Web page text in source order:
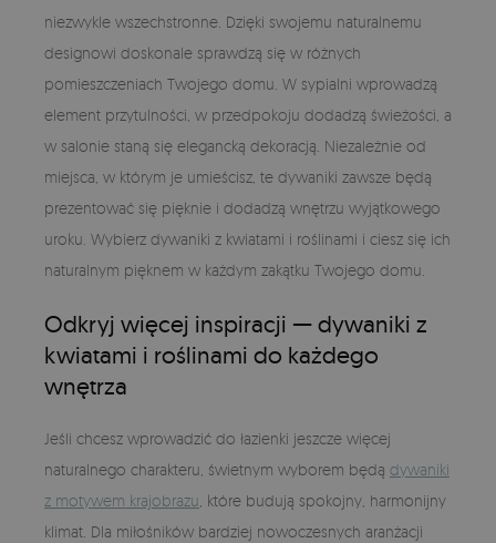
niezwykle wszechstronne. Dzięki swojemu naturalnemu
designowi doskonale sprawdzą się w różnych
pomieszczeniach Twojego domu. W sypialni wprowadzą
element przytulności, w przedpokoju dodadzą świeżości, a
w salonie staną się elegancką dekoracją. Niezależnie od
miejsca, w którym je umieścisz, te dywaniki zawsze będą
prezentować się pięknie i dodadzą wnętrzu wyjątkowego
uroku. Wybierz dywaniki z kwiatami i roślinami i ciesz się ich
naturalnym pięknem w każdym zakątku Twojego domu.
Odkryj więcej inspiracji — dywaniki z
kwiatami i roślinami do każdego
wnętrza
Jeśli chcesz wprowadzić do łazienki jeszcze więcej
naturalnego charakteru, świetnym wyborem będą dywaniki
z motywem krajobrazu , które budują spokojny, harmonijny
klimat. Dla miłośników bardziej nowoczesnych aranżacji